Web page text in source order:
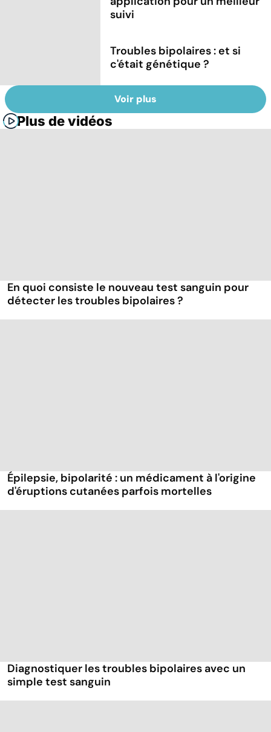
suivi
Troubles bipolaires : et si
c'était génétique ?
Voir plus
Plus de vidéos
En quoi consiste le nouveau test sanguin pour
détecter les troubles bipolaires ?
Épilepsie, bipolarité : un médicament à l'origine
d'éruptions cutanées parfois mortelles
Diagnostiquer les troubles bipolaires avec un
simple test sanguin